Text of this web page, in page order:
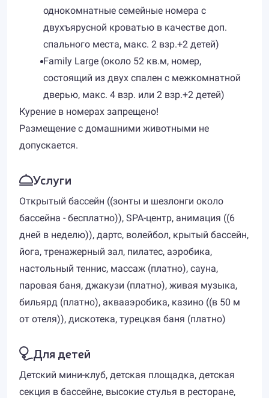
однокомнатные семейные номера с
двухъярусной кроватью в качестве доп.
спального места, макс. 2 взр.+2 детей)
Family Large (около 52 кв.м, номер,
состоящий из двух спален с межкомнатной
дверью, макс. 4 взр. или 2 взр.+2 детей)
Курение в номерах запрещено!
Размещение с домашними животными не
допускается.
Услуги
Открытый бассейн ((зонты и шезлонги около
бассейна - бесплатно)), SPA-центр, анимация ((6
дней в неделю)), дартс, волейбол, крытый бассейн,
йога, тренажерный зал, пилатес, аэробика,
настольный теннис, массаж (платно), сауна,
паровая баня, джакузи (платно), живая музыка,
бильярд (платно), аквааэробика, казино ((в 50 м
от отеля)), дискотека, турецкая баня (платно)
Для детей
Детский мини-клуб, детская площадка, детская
секция в бассейне, высокие стулья в ресторане,